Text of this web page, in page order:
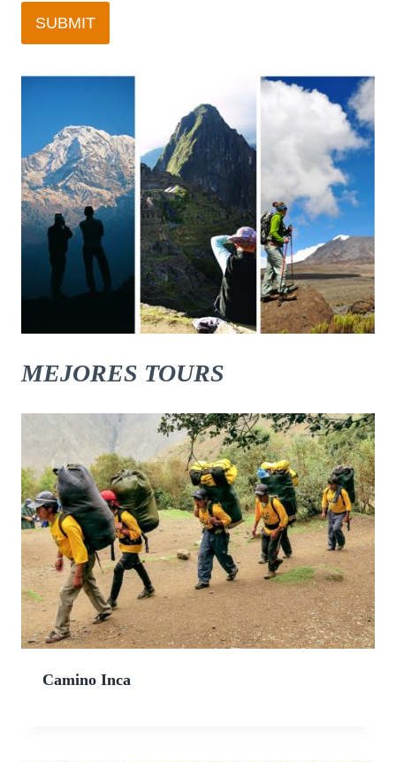
SUBMIT
MEJORES TOURS
Camino Inca